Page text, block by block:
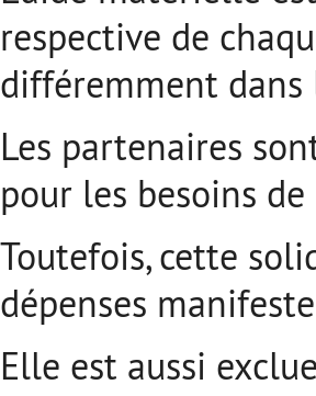
respective de
différemment dans
Les partenaires
pour les besoins
Toutefois, cette
dépenses
Elle est aussi